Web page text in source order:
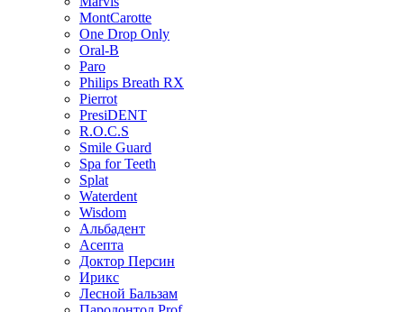
MontCarotte
One Drop Only
Oral-B
Paro
Philips Breath RX
Pierrot
PresiDENT
R.O.C.S
Smile Guard
Spa for Teeth
Splat
Waterdent
Wisdom
Альбадент
Асепта
Доктор Персин
Ирикс
Лесной Бальзам